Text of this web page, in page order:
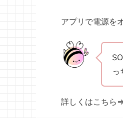
アプリで電源を
っ
詳しくはこちら